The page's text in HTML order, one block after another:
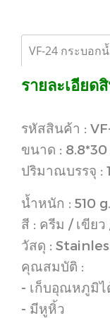
รายละเอียด
รหัสสินค้า :
ขนาด : 8.8*30
ปริมาณบรรจุ :
น้ำหนัก : 510 g.
สี : ครีม / เขีย
วัสดุ :
คุณสมบัติ :
- เก็บอุณหภูมิไ
- มีหูหิ้ว